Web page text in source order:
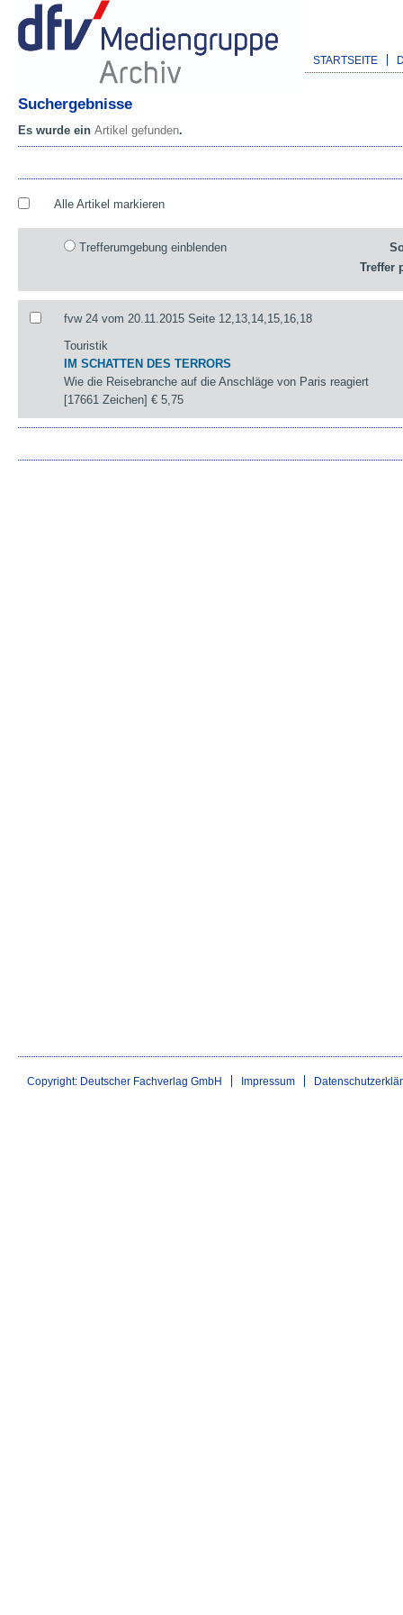
STARTSEITE
Suchergebnisse
Es wurde ein Artikel gefunden.
Alle Artikel markieren
Trefferumgebung einblenden
Treffer
fvw 24 vom 20.11.2015 Seite 12,13,14,15,16,18
Touristik
IM SCHATTEN DES TERRORS
Wie die Reisebranche auf die Anschläge von Paris reagiert
[17661 Zeichen]€ 5,75
Copyright: Deutscher Fachverlag GmbH Impressum